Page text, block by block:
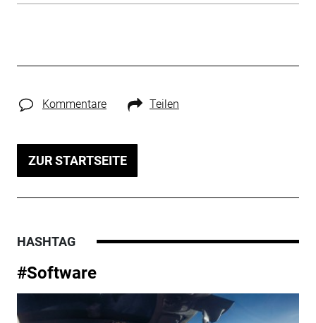
Kommentare Teilen
ZUR STARTSEITE
HASHTAG
#Software